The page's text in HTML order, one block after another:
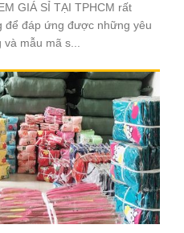
GIÁ SỈ TẠI TPHCM rất
để đáp ứng được những yêu
mẫu mã s...